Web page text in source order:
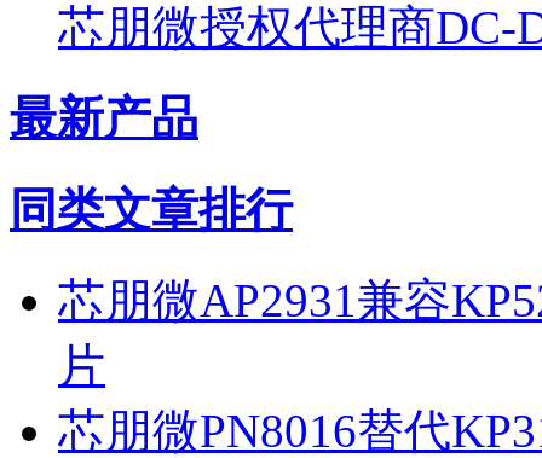
芯朋微授权代理商DC-
最新产品
同类文章排行
芯朋微AP2931兼容
片
芯朋微PN8016替代